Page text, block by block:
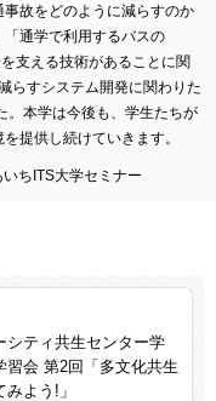
故をどのように減らすのか
通学で利用するバスの
支える技術があることに関
らすシステム開発に関わりた
。本学は今後も、学生たちが
提供し続けていきます。
ちITS大学セミナー
シティ共生センター学
習会 第2回「多文化共生
みよう!」